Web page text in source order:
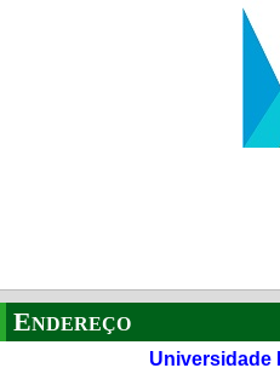
Endereço
Universidade